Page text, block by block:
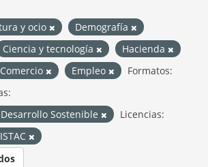
y ocio
Demografía
Ciencia y tecnología
Hacienda
Comercio Empleo
Formatos:
Sostenible
Licencias: